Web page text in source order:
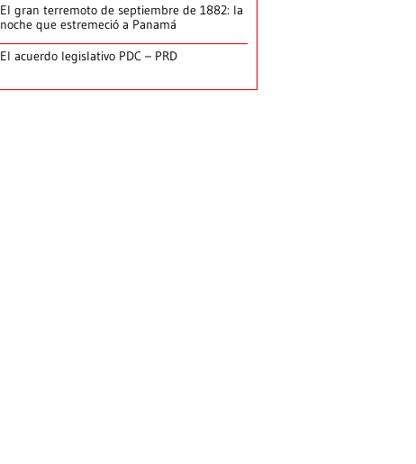
El gran terremoto de septiembre de 1882: la
noche que estremeció a Panamá
El acuerdo legislativo PDC – PRD